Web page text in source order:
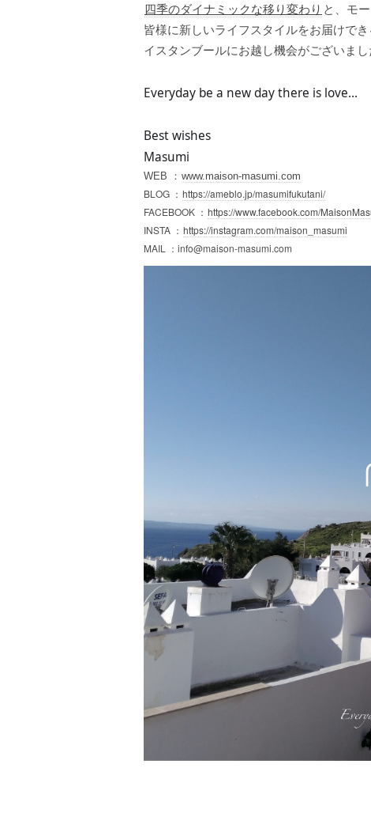
四季のダイナミックな移り変わり と、モ
皆様に新しいライフスタイルをお届けでき
イスタンブールにお越し機会がございま
Everyday be a new day there is love...
Best wishes
Masumi
WEB ： www.maison-masumi.com
BLOG ： https://ameblo.jp/masumifukutani/
FACEBOOK ： https://www.facebook.com/
INSTA ： https://instagram.com/maison_masumi
MAIL
： info@maison-masumi.com